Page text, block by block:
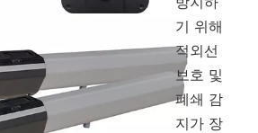
기 위해
적외선
보호 및
폐쇄 감
지가 장